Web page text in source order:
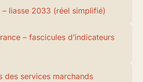
liasse 2033 (réel simplifié)
– fascicules d’indicateurs
des services marchands